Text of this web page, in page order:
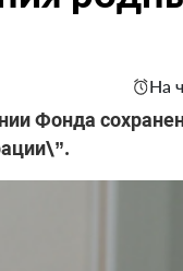
На
Фонда